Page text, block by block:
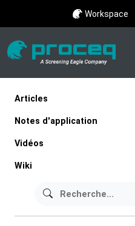
Workspace
Articles
Notes d'application
Vidéos
Wiki